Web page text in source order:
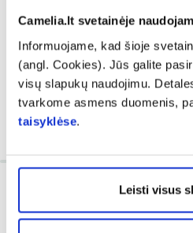
Camelia.lt svetainėje
Informuojame, kad šioje
(angl. Cookies). Jūs galite
visų slapukų naudojimu.
tvarkome asmens duomenis,
taisyklėse.
Leisti visus
3,98 €
% PAPILDOMA NUOLAIDA